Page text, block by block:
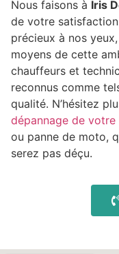
Nous faisons à Iris
de votre
précieux à nos
moyens de cette
chauffeurs et
reconnus comme
qualité. N’hésitez
dépannage de
ou panne de moto,
serez pas déçu.